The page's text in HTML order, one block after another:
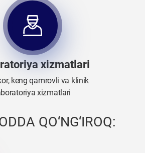
xizmatlari
keng qamrovli va klinik
xizmatlari
QO‘NG‘IROQ: